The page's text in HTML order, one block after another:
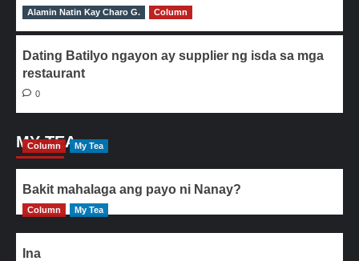
0
Alamin Natin Kay Charo G. Column
Dating Batilyo ngayon ay supplier ng isda sa mga
restaurant
0
MY TEA
Column My Tea
Bakit mahalaga ang payo ni Nanay?
Column My Tea
Ina